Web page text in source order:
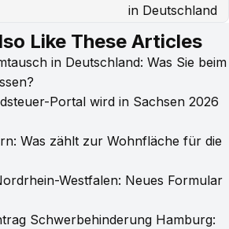
in Deutschland
Like These Articles
in Deutschland: Was Sie beim
Portal wird in Sachsen 2026
Was zählt zur Wohnfläche für die
Westfalen: Neues Formular
Schwerbehinderung Hamburg: